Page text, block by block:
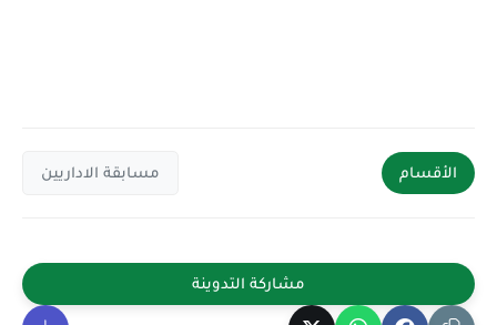
الأقسام مسابقة الاداريين